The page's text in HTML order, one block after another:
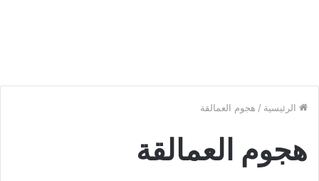
الرئيسية / هجوم العمالقة
هجوم العمالقة